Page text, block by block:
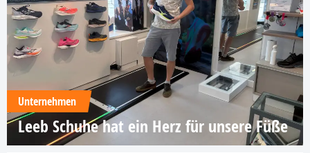
Unternehmen
Leeb Schuhe hat ein Herz für unsere Füße